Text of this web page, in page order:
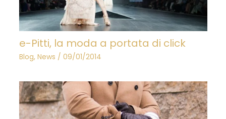
e-Pitti, la moda a portata di click
Blog, News / 09/01/2014